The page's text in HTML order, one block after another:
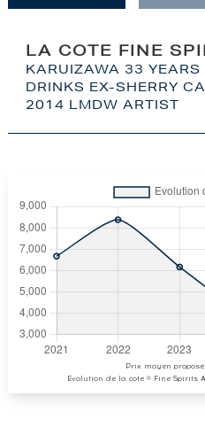
LA COTE FINE
KARUIZAWA 33
DRINKS EX-SHERRY
2014 LMDW ARTIST
Prix moyen
Evolution de la cote © Fine Spirits